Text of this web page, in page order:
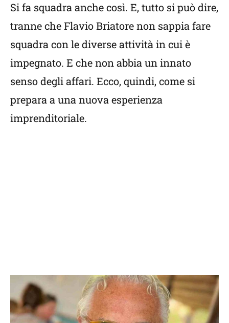
Si fa squadra anche così. E, tutto si può dire,
tranne che Flavio Briatore non sappia fare
squadra con le diverse attività in cui è
impegnato. E che non abbia un innato
senso degli affari. Ecco, quindi, come si
prepara a una nuova esperienza
imprenditoriale.